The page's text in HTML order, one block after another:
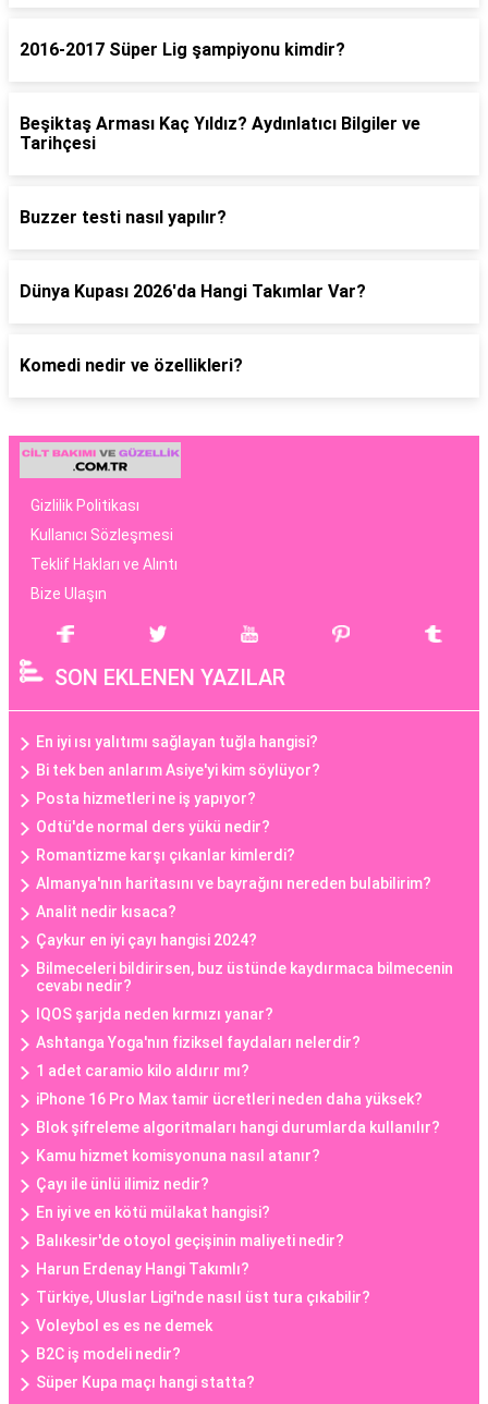
2016-2017 Süper Lig şampiyonu kimdir?
Beşiktaş Arması Kaç Yıldız? Aydınlatıcı Bilgiler ve
Tarihçesi
Buzzer testi nasıl yapılır?
Dünya Kupası 2026'da Hangi Takımlar Var?
Komedi nedir ve özellikleri?
Gizlilik Politikası
Kullanıcı Sözleşmesi
Teklif Hakları ve Alıntı
Bize Ulaşın
SON EKLENEN YAZILAR
En iyi ısı yalıtımı sağlayan tuğla hangisi?
Bi tek ben anlarım Asiye'yi kim söylüyor?
Posta hizmetleri ne iş yapıyor?
Odtü'de normal ders yükü nedir?
Romantizme karşı çıkanlar kimlerdi?
Almanya'nın haritasını ve bayrağını nereden bulabilirim?
Analit nedir kısaca?
Çaykur en iyi çayı hangisi 2024?
Bilmeceleri bildirirsen, buz üstünde kaydırmaca bilmecenin
cevabı nedir?
IQOS şarjda neden kırmızı yanar?
Ashtanga Yoga'nın fiziksel faydaları nelerdir?
1 adet caramio kilo aldırır mı?
iPhone 16 Pro Max tamir ücretleri neden daha yüksek?
Blok şifreleme algoritmaları hangi durumlarda kullanılır?
Kamu hizmet komisyonuna nasıl atanır?
Çayı ile ünlü ilimiz nedir?
En iyi ve en kötü mülakat hangisi?
Balıkesir'de otoyol geçişinin maliyeti nedir?
Harun Erdenay Hangi Takımlı?
Türkiye, Uluslar Ligi'nde nasıl üst tura çıkabilir?
Voleybol es es ne demek
B2C iş modeli nedir?
Süper Kupa maçı hangi statta?